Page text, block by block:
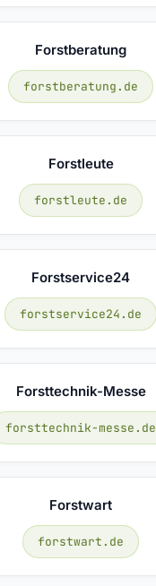
Forstberatung
forstberatung.de
Forstleute
forstleute.de
Forstservice24
forstservice24.de
Forsttechnik-Messe
forsttechnik-messe.de
Forstwart
forstwart.de